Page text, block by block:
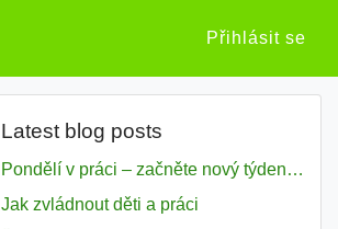
Přihlásit se
Latest blog posts
Pondělí v práci – začněte nový týden s motivací
Jak zvládnout děti a práci